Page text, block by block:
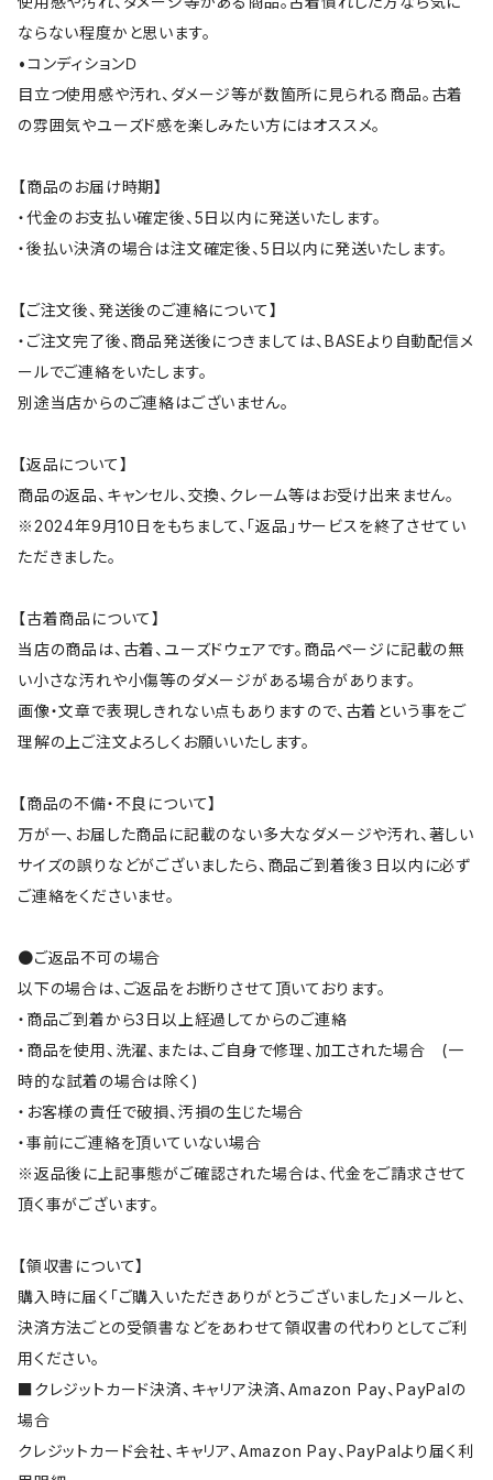
ならない程度かと思います。
•コンディションＤ
目立つ使用感や汚れ、ダメージ等が数箇所に見られる商品。古着
の雰囲気やユーズド感を楽しみたい方にはオススメ。
【商品のお届け時期】
・代金のお支払い確定後、5日以内に発送いたします。
・後払い決済の場合は注文確定後、5日以内に発送いたします。
【ご注文後、発送後のご連絡について】
・ご注文完了後、商品発送後につきましては、BASEより自動配信メ
ールでご連絡をいたします。
別途当店からのご連絡はございません。
【返品について】
商品の返品、キャンセル、交換、クレーム等はお受け出来ません。
※2024年9月10日をもちまして、「返品」サービスを終了させてい
ただきました。
【古着商品について】
当店の商品は、古着、ユーズドウェアです。商品ページに記載の無
い小さな汚れや小傷等のダメージがある場合があります。
画像・文章で表現しきれない点もありますので、古着という事をご
理解の上ご注文よろしくお願いいたします。
【商品の不備・不良について】
万が一、お届した商品に記載のない多大なダメージや汚れ、著しい
サイズの誤りなどがございましたら、商品ご到着後３日以内に必ず
ご連絡をくださいませ。
●ご返品不可の場合
以下の場合は、ご返品をお断りさせて頂いております。
・商品ご到着から3日以上経過してからのご連絡
・商品を使用、洗濯、または、ご自身で修理、加工された場合 (一
時的な試着の場合は除く)
・お客様の責任で破損、汚損の生じた場合
・事前にご連絡を頂いていない場合
※返品後に上記事態がご確認された場合は、代金をご請求させて
頂く事がございます。
【領収書について】
購入時に届く「ご購入いただきありがとうございました」メールと、
決済方法ごとの受領書などをあわせて領収書の代わりとしてご利
用ください。
■クレジットカード決済、キャリア決済、Amazon Pay、PayPalの
場合
クレジットカード会社、キャリア、Amazon Pay、PayPalより届く利